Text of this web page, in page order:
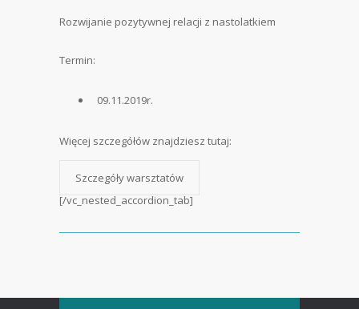
Rozwijanie pozytywnej relacji z nastolatkiem
Termin:
09.11.2019r.
Więcej szczegółów znajdziesz tutaj:
Szczegóły warsztatów
[/vc_nested_accordion_tab]